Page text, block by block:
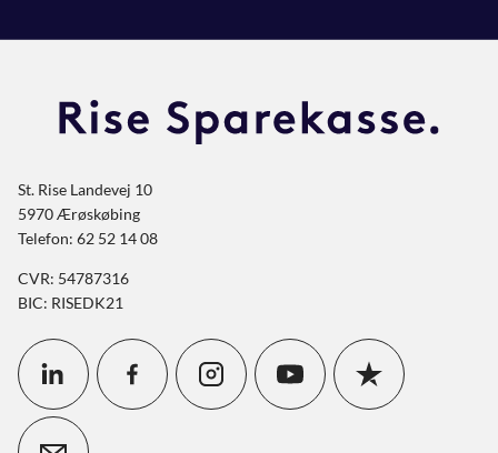
St. Rise Landevej 10
5970 Ærøskøbing
Telefon: 62 52 14 08
CVR: 54787316
BIC: RISEDK21